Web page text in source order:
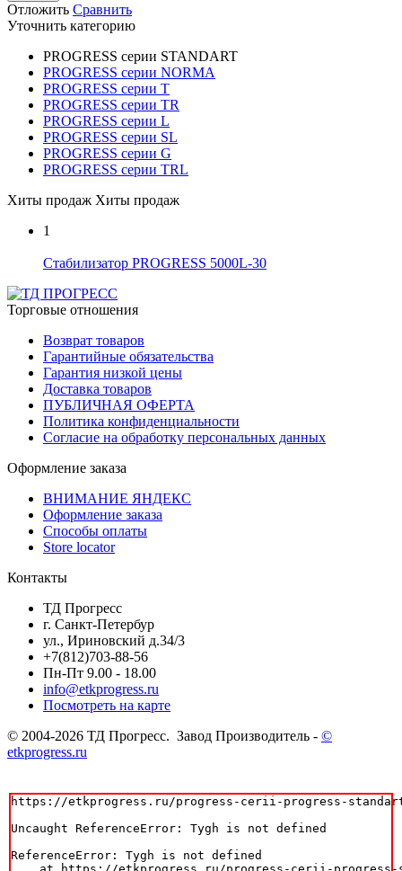
Отложить Сравнить
Уточнить категорию
PROGRESS cерии STANDART
PROGRESS cерии NORMA
PROGRESS серии Т
PROGRESS серии ТR
PROGRESS серии L
PROGRESS серии SL
PROGRESS серии G
PROGRESS серии TRL
Хиты продаж Хиты продаж
1
Стабилизатор PROGRESS 5000L-30
Торговые отношения
Возврат товаров
Гарантийные обязательства
Гарантия низкой цены
Доставка товаров
ПУБЛИЧНАЯ ОФЕРТА
Политика конфиденциальности
Согласие на обработку персональных данных
Оформление заказа
ВНИМАНИЕ ЯНДЕКС
Оформление заказа
Способы оплаты
Store locator
Контакты
ТД Прогресс
г. Санкт-Петербур
ул., Ириновский д.34/3
+7(812)703-88-56
Пн-Пт 9.00 - 18.00
info@etkprogress.ru
Посмотреть на карте
© 2004-2026 ТД Прогресс. Завод Производитель - ©
etkprogress.ru
https://etkprogress.ru/progress-cerii-progress-standart/
Uncaught ReferenceError: Tygh is not defined
ReferenceError: Tygh is not defined